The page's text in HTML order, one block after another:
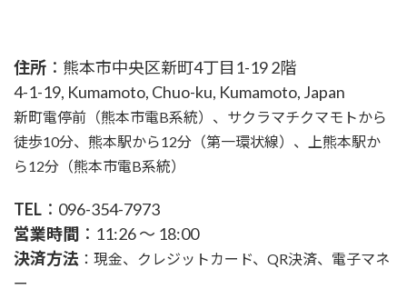
住所 ：熊本市中央区新町4丁目1-19 2階
4-1-19, Kumamoto, Chuo-ku, Kumamoto, Japan
新町電停前（熊本市電B系統）、サクラマチクマモトから
徒歩10分、熊本駅から12分（第一環状線）、上熊本駅か
ら12分（熊本市電B系統）
TEL ：096-354-7973
営業時間 ：11:26 ～ 18:00
決済方法 ：現金、クレジットカード、QR決済、電子マネ
ー